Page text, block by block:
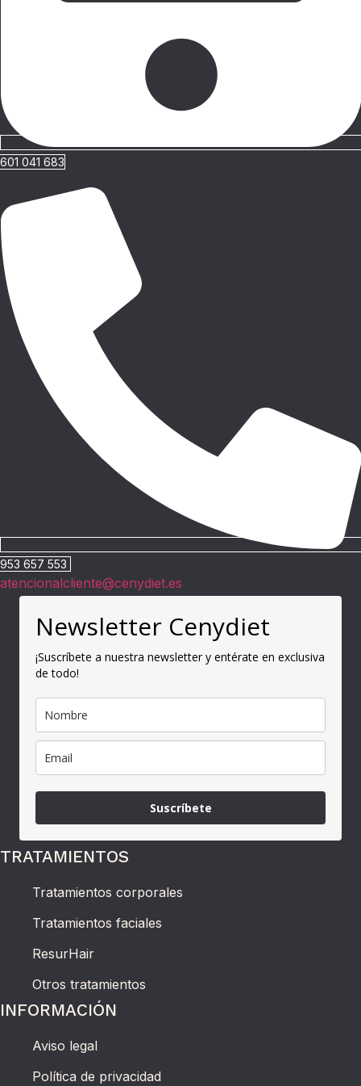
601 041 683
953 657 553
atencionalcliente@cenydiet.es
Newsletter Cenydiet
¡Suscríbete a nuestra newsletter y entérate en exclusiva
de todo!
Suscríbete
TRATAMIENTOS
Tratamientos corporales
Tratamientos faciales
ResurHair
Otros tratamientos
INFORMACIÓN
Aviso legal
Política de privacidad